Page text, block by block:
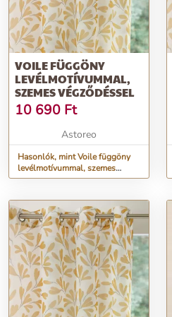
VOILE FÜGGÖNY
LEVÉLMOTÍVUMMAL,
SZEMES VÉGZŐDÉSSEL
10 690 Ft
Astoreo
Hasonlók, mint Voile függöny
levélmotívummal, szemes
végződéssel